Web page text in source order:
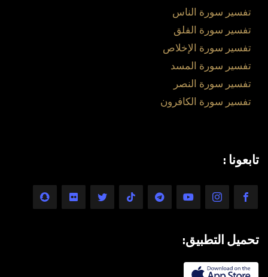
تفسير سورة الناس
تفسير سورة الفلق
تفسير سورة الإخلاص
تفسير سورة المسد
تفسير سورة النصر
تفسير سورة الكافرون
تابعونا :
تحميل التطبيق: